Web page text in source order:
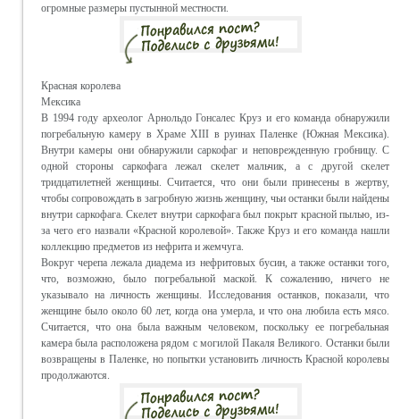
огромные размеры пустынной местности.
Красная королева
Мексика
В 1994 году археолог Арнольдо Гонсалес Круз и его команда обнаружили
погребальную камеру в Храме XIII в руинах Паленке (Южная Мексика).
Внутри камеры они обнаружили саркофаг и неповрежденную гробницу. С
одной стороны саркофага лежал скелет мальчик, а с другой скелет
тридцатилетней женщины. Считается, что они были принесены в жертву,
чтобы сопровождать в загробную жизнь женщину, чьи останки были найдены
внутри саркофага. Скелет внутри саркофага был покрыт красной пылью, из-
за чего его назвали «Красной королевой». Также Круз и его команда нашли
коллекцию предметов из нефрита и жемчуга.
Вокруг черепа лежала диадема из нефритовых бусин, а также останки того,
что, возможно, было погребальной маской. К сожалению, ничего не
указывало на личность женщины. Исследования останков, показали, что
женщине было около 60 лет, когда она умерла, и что она любила есть мясо.
Считается, что она была важным человеком, поскольку ее погребальная
камера была расположена рядом с могилой Пакаля Великого. Останки были
возвращены в Паленке, но попытки установить личность Красной королевы
продолжаются.